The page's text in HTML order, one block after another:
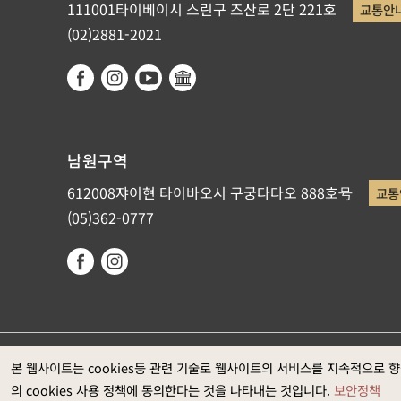
본 웹사이트는 cookies등 관련 기술로 웹사이트의 서비스를 지속적으로
의 cookies 사용 정책에 동의한다는 것을 나타내는 것입니다. 보안정책
111001타이베이시 스린구 즈산로 2단 221호 교통안
(02)2881-2021
남원구역
612008쟈이현 타이바오시 구궁다다오 888호号 교
(05)362-0777
국립고궁박물원이 저작권을 갖고 있습니다. 권장 웹브라우
과는1920*1080입니다)